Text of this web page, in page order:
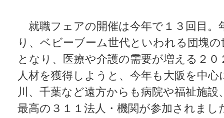
就職フェアの開催は今年で１３回目。
り、ベビーブーム世代といわれる団塊
となり、医療や介護の需要が増える２
人材を獲得しようと、今年も大阪を中心
川、千葉など遠方からも病院や福祉施設
最高の３１１法人・機関が参加されまし